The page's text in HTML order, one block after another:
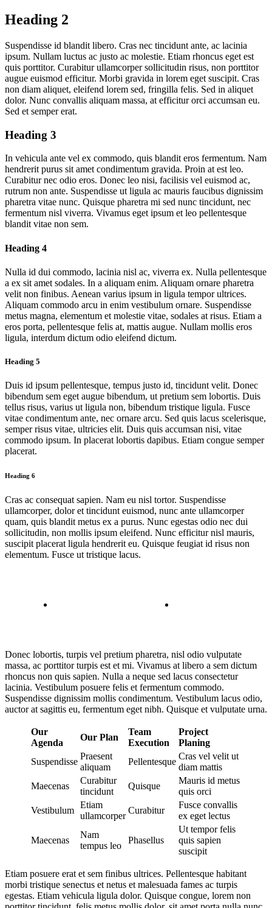
Heading 2
Suspendisse id blandit libero. Cras nec tincidunt ante, ac lacinia
ipsum. Nullam luctus ac justo ac molestie. Etiam rhoncus eget est
quis porttitor. Curabitur ullamcorper sollicitudin risus, non porttitor
augue euismod efficitur. Morbi gravida in lorem eget suscipit. Cras
non diam aliquet, eleifend lorem sed, fringilla felis. Sed in aliquet
dolor. Nunc convallis aliquam massa, at efficitur orci accumsan eu.
Sed et semper erat.
Heading 3
In vehicula ante vel ex commodo, quis blandit eros fermentum. Nam
hendrerit purus sit amet condimentum gravida. Proin at est leo.
Curabitur nec odio eros. Donec leo nisi, facilisis vel euismod ac,
rutrum non ante. Suspendisse ut ligula ac mauris faucibus dignissim
pharetra vitae nunc. Quisque pharetra mi sed nunc tincidunt, nec
fermentum nisl viverra. Vivamus eget ipsum et leo pellentesque
blandit vitae non sem.
Heading 4
Nulla id dui commodo, lacinia nisl ac, viverra ex. Nulla pellentesque
a ex sit amet sodales. In a aliquam enim. Aliquam ornare pharetra
velit non finibus. Aenean varius ipsum in ligula tempor ultrices.
Aliquam commodo arcu in enim vestibulum ornare. Suspendisse
metus magna, elementum et molestie vitae, sodales at risus. Etiam a
eros porta, pellentesque felis at, mattis augue. Nullam mollis eros
ligula, interdum dictum odio eleifend dictum.
Heading 5
Duis id ipsum pellentesque, tempus justo id, tincidunt velit. Donec
bibendum sem eget augue bibendum, ut pretium sem lobortis. Duis
tellus risus, varius ut ligula non, bibendum tristique ligula. Fusce
vitae condimentum ante, nec ornare arcu. Sed quis lacus scelerisque,
semper risus vitae, ultricies elit. Duis quis accumsan nisi, vitae
commodo ipsum. In placerat lobortis dapibus. Etiam congue semper
placerat.
Heading 6
Cras ac consequat sapien. Nam eu nisl tortor. Suspendisse
ullamcorper, dolor et tincidunt euismod, nunc ante ullamcorper
quam, quis blandit metus ex a purus. Nunc egestas odio nec dui
sollicitudin, non mollis ipsum eleifend. Nunc efficitur nisl mauris,
suscipit placerat ligula hendrerit eu. Quisque feugiat id risus non
elementum. Fusce ut tristique lacus.
Donec lobortis, turpis vel pretium pharetra, nisl odio vulputate
massa, ac porttitor turpis est et mi. Vivamus at libero a sem dictum
rhoncus non quis sapien. Nulla a neque sed lacus consectetur
lacinia. Vestibulum posuere felis et fermentum commodo.
Suspendisse dignissim mollis condimentum. Vestibulum lacus odio,
auctor at sagittis eu, fermentum eget nibh. Quisque et vulputate urna.
Our
Agenda
Our Plan
Team
Execution
Project
Planing
Suspendisse
Praesent
aliquam
Pellentesque
Cras vel velit ut
diam mattis
Maecenas
Curabitur
tincidunt
Quisque
Mauris id metus
quis orci
Vestibulum
Etiam
ullamcorper
Curabitur
Fusce convallis
ex eget lectus
Maecenas
Nam
tempus leo
Phasellus
Ut tempor felis
quis sapien
suscipit
Etiam posuere erat et sem finibus ultrices. Pellentesque habitant
morbi tristique senectus et netus et malesuada fames ac turpis
egestas. Etiam vehicula ligula dolor. Quisque congue, lorem non